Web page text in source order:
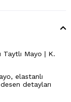
Taytlı Mayo | K.
elastanlı
detayları